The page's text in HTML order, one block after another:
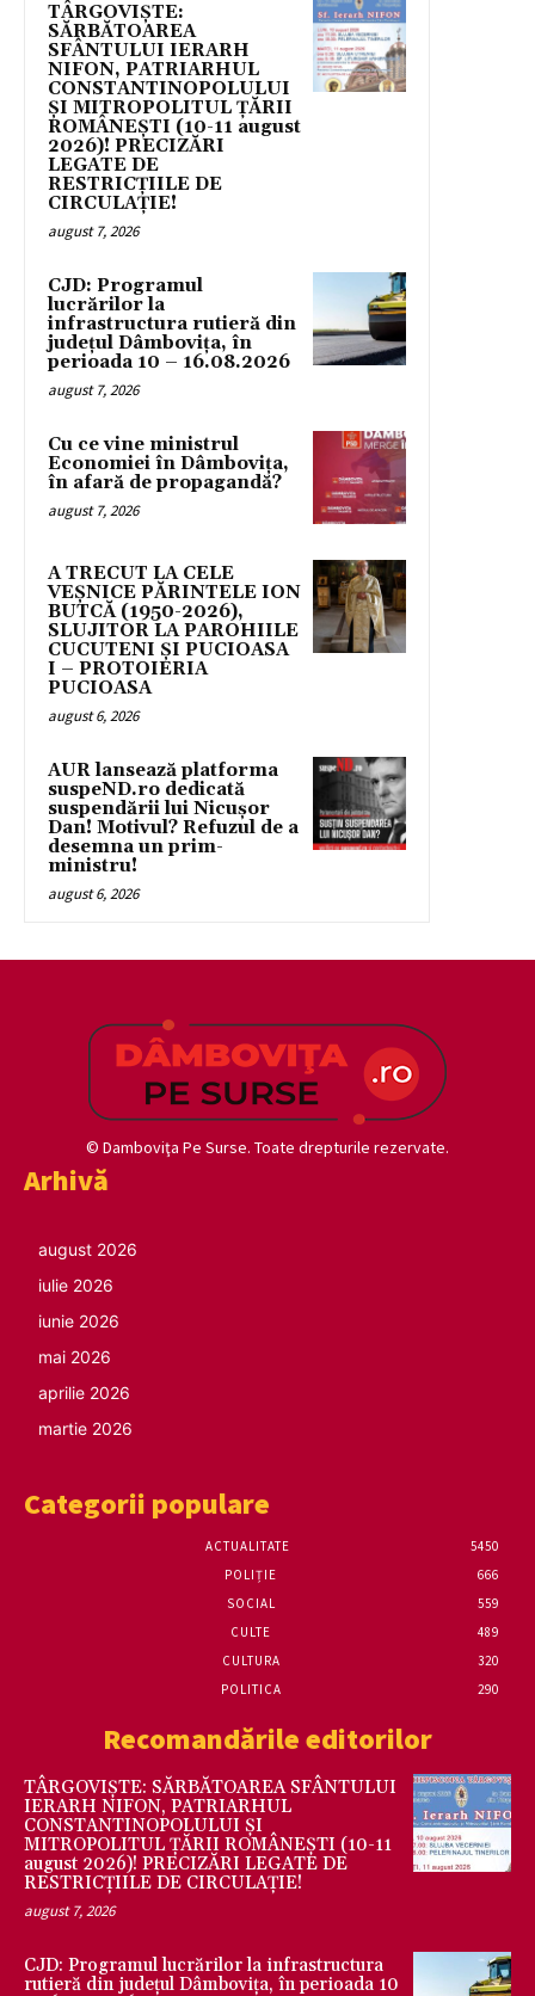
TÂRGOVIȘTE:
SĂRBĂTOAREA
SFÂNTULUI IERARH
NIFON, PATRIARHUL
CONSTANTINOPOLULUI
ŞI MITROPOLITUL ȚĂRII
ROMÂNEȘTI (10-11 august
2026)! PRECIZĂRI
LEGATE DE
RESTRICȚIILE DE
CIRCULAȚIE!
august 7, 2026
CJD: Programul
lucrărilor la
infrastructura rutieră din
județul Dâmbovița, în
perioada 10 – 16.08.2026
august 7, 2026
Cu ce vine ministrul
Economiei în Dâmbovița,
în afară de propagandă?
august 7, 2026
A TRECUT LA CELE
VEȘNICE PĂRINTELE ION
BUTCĂ (1950-2026),
SLUJITOR LA PAROHIILE
CUCUTENI ȘI PUCIOASA
I – PROTOIERIA
PUCIOASA
august 6, 2026
AUR lansează platforma
suspeND.ro dedicată
suspendării lui Nicușor
Dan! Motivul? Refuzul de a
desemna un prim-
ministru!
august 6, 2026
© Damboviţa Pe Surse. Toate drepturile rezervate.
Arhivă
august 2026
iulie 2026
iunie 2026
mai 2026
aprilie 2026
martie 2026
Categorii populare
ACTUALITATE
5450
POLIȚIE
666
SOCIAL
559
CULTE
489
CULTURA
320
POLITICA
290
Recomandările editorilor
TÂRGOVIȘTE: SĂRBĂTOAREA SFÂNTULUI
IERARH NIFON, PATRIARHUL
CONSTANTINOPOLULUI ŞI
MITROPOLITUL ȚĂRII ROMÂNEȘTI (10-11
august 2026)! PRECIZĂRI LEGATE DE
RESTRICȚIILE DE CIRCULAȚIE!
august 7, 2026
CJD: Programul lucrărilor la infrastructura
rutieră din județul Dâmbovița, în perioada 10